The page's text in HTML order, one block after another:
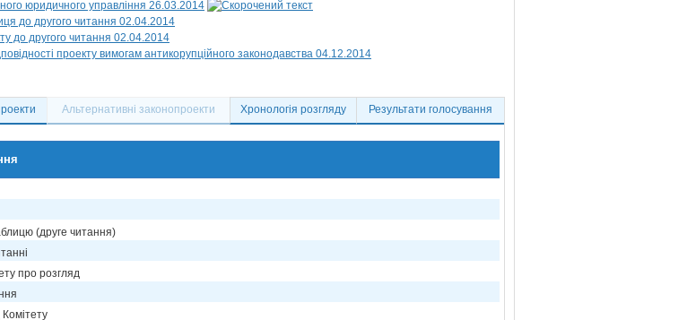
юридичного управління 26.03.2014
до другого читання 02.04.2014
до другого читання 02.04.2014
проекту вимогам антикорупційного законодавства 04.12.2014
Альтернативні законопроекти Хронологія розгляду Результати голосування
(друге читання)
про розгляд